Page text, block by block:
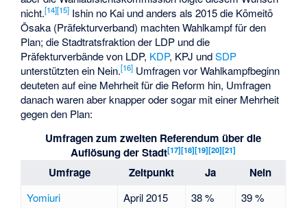
nicht.[14][15] Ishin no Kai und anders als 2015 die Kōmeitō
Ōsaka (Präfekturverband) machten Wahlkampf für den
Plan; die Stadtratsfraktion der LDP und die
Präfekturverbände von LDP, KDP, KPJ undSDP
unterstützten ein Nein.[16] Umfragen vor Wahlkampfbeginn
deuteten auf eine Mehrheit für die Reform hin, Umfragen
danach waren aber knapper oder sogar mit einer Mehrheit
gegen den Plan:
Umfragen zum zweiten Referendum über die
Auflösung der Stadt[17][18][19][20][21]
Umfrage Zeitpunkt Ja Nein
Yomiuri April 2015 38 %
39 %